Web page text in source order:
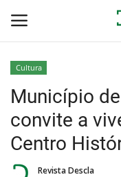
Home
Cultura
Município
convite a
Centro
Revista Descla